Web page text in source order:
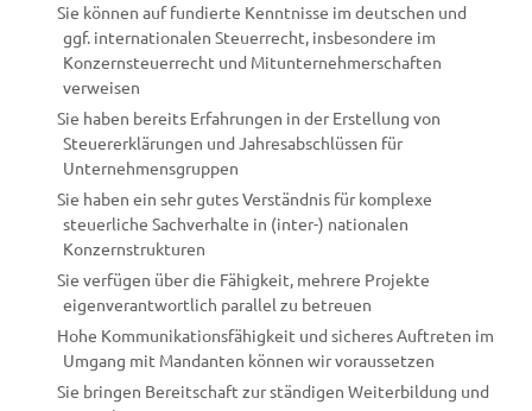
Sie können auf fundierte Kenntnisse im deutschen und
ggf. internationalen Steuerrecht, insbesondere im
Konzernsteuerrecht und Mitunternehmerschaf­ten
verweisen
Sie haben bereits Erfahrungen in der Erstellung von
Steuererklärungen und Jahresabschlüssen für
Unternehmensgruppen
Sie haben ein sehr gutes Verständnis für komplexe
steuerliche Sachverhalte in (inter-) nationalen
Konzernstrukturen
Sie verfügen über die Fähigkeit, mehrere Projekte
eigenverantwortlich parallel zu betreuen
Hohe Kommunikationsfähigkeit und sicheres Auftreten im
Umgang mit Mandanten können wir voraussetzen
Sie bringen Bereitschaft zur ständigen Weiterbildung und